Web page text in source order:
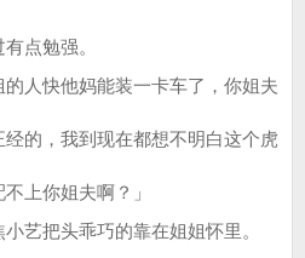
点勉强。
人快他妈能装一卡车了，你姐夫
的，我到现在都想不明白这个虎
上你姐夫啊？」
把头乖巧的靠在姐姐怀里。